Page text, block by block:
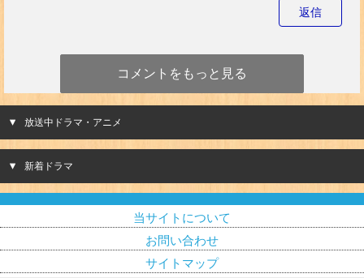
返信
コメントをもっと見る
放送中ドラマ・アニメ
新着ドラマ
当サイトについて
お問い合わせ
サイトマップ